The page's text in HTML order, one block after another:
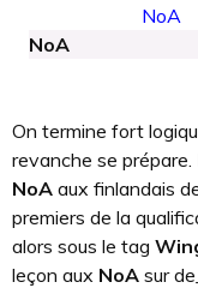
NoA
NoA
On termine fort
revanche se
NoA aux finlandais
premiers de la
alors sous le tag
leçon aux NoA sur